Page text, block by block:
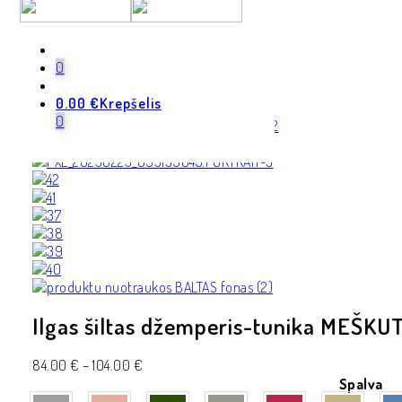
0
0.00 €Krepšelis
0
Ilgas šiltas džemperis-tunika
84.00 € – 104.00 €
Spalva